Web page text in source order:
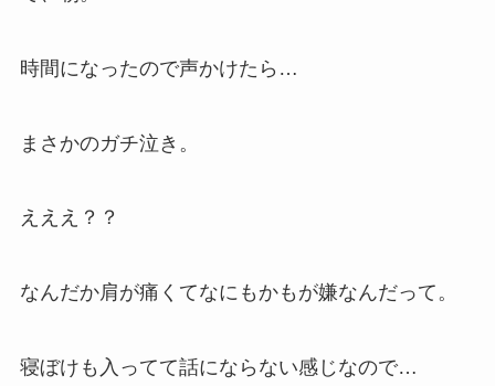
時間になったので声かけたら…
まさかのガチ泣き。
えええ？？
なんだか肩が痛くてなにもかもが嫌なんだって。
寝ぼけも入ってて話にならない感じなので…